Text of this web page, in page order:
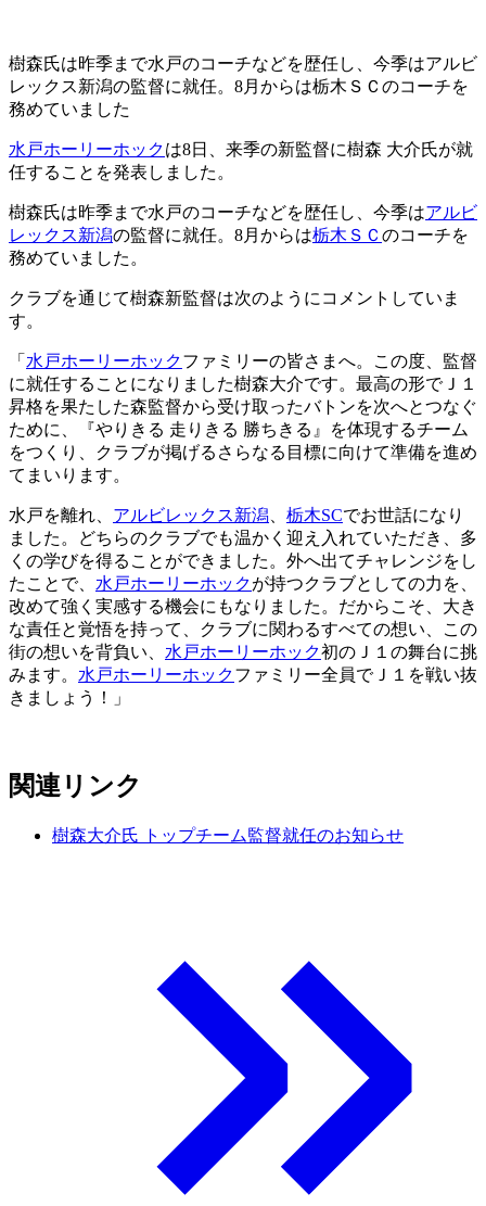
樹森氏は昨季まで水戸のコーチなどを歴任し、今季はアルビ
レックス新潟の監督に就任。8月からは栃木ＳＣのコーチを
務めていました
水戸ホーリーホックは8日、来季の新監督に樹森 大介氏が就
任することを発表しました。
樹森氏は昨季まで水戸のコーチなどを歴任し、今季はアルビ
レックス新潟の監督に就任。8月からは栃木ＳＣ のコーチを
務めていました。
クラブを通じて樹森新監督は次のようにコメントしていま
す。
「 水戸ホーリーホックファミリーの皆さまへ。この度、監督
に就任することになりました樹森大介です。最高の形でＪ１
昇格を果たした森監督から受け取ったバトンを次へとつなぐ
ために、『やりきる 走りきる 勝ちきる』を体現するチーム
をつくり、クラブが掲げるさらなる目標に向けて準備を進め
てまいります。
水戸を離れ、 アルビレックス新潟 栃木SCでお世話になり
ました。どちらのクラブでも温かく迎え入れていただき、多
くの学びを得ることができました。外へ出てチャレンジをし
たことで、 水戸ホーリーホックが持つクラブとしての力を、
改めて強く実感する機会にもなりました。だからこそ、大き
な責任と覚悟を持って、クラブに関わるすべての想い、この
街の想いを背負い、 水戸ホーリーホック初のＪ１の舞台に挑
みます。 水戸ホーリーホックファミリー全員でＪ１を戦い抜
きましょう！」
関連リンク
樹森大介氏 トップチーム監督就任のお知らせ